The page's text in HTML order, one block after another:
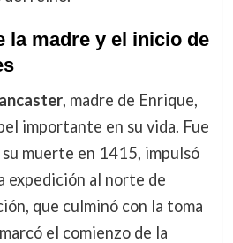
la madre y el inicio de
, madre de Enrique,
importante en su vida. Fue
muerte en 1415, impulsó
expedición al norte de
que culminó con la toma
el comienzo de la